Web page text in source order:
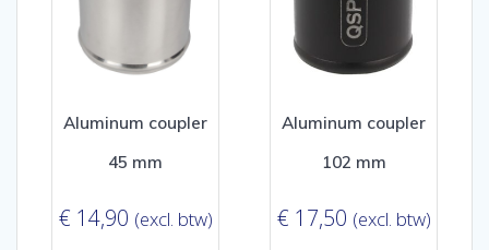
Aluminum coupler
45 mm
€ 14,90 (excl. btw)
Aluminum coupler
102 mm
€ 17,50 (excl. btw)